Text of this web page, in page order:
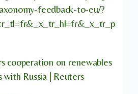
feedback-to-eu/?
cooperation on renewables
Russia | Reuters